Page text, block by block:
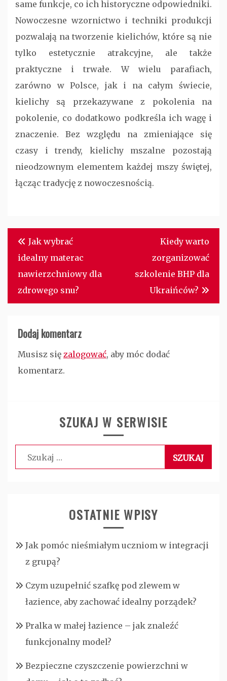
same funkcje, co ich historyczne odpowiedniki.
Nowoczesne wzornictwo i techniki produkcji
pozwalają na tworzenie kielichów, które są nie
tylko estetycznie atrakcyjne, ale także
praktyczne i trwałe. W wielu parafiach,
zarówno w Polsce, jak i na całym świecie,
kielichy są przekazywane z pokolenia na
pokolenie, co dodatkowo podkreśla ich wagę i
znaczenie. Bez względu na zmieniające się
czasy i trendy, kielichy mszalne pozostają
nieodzownym elementem każdej mszy świętej,
łącząc tradycję z nowoczesnością.
Nawigacja
wpisu
Jak wybrać
idealny materac
nawierzchniowy dla
zdrowego snu?
Kiedy warto
zorganizować
szkolenie BHP dla
Ukraińców?
Dodaj komentarz
Musisz się zalogować, aby móc dodać
komentarz.
SZUKAJ W SERWISIE
Szukaj:
OSTATNIE WPISY
Jak pomóc nieśmiałym uczniom w integracji
z grupą?
Czym uzupełnić szafkę pod zlewem w
łazience, aby zachować idealny porządek?
Pralka w małej łazience – jak znaleźć
funkcjonalny model?
Bezpieczne czyszczenie powierzchni w